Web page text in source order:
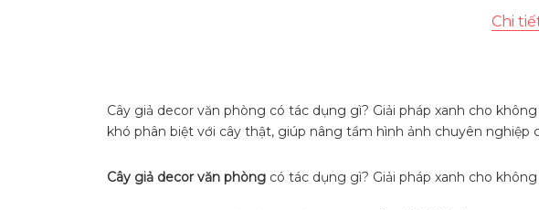
Chi
Cây giả decor văn phòng có tác dụng gì? Giải pháp xanh cho
khó phân biệt với cây thật, giúp nâng tầm hình ảnh chuyên nghiệp
Cây giả decor văn phòng có tác dụng gì? Giải pháp xanh cho